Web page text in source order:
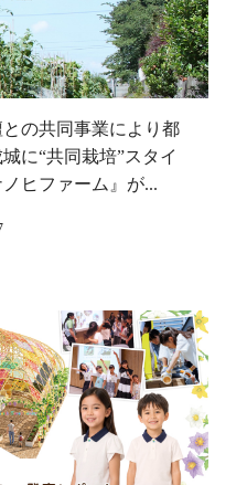
の共同事業により都
に“共同栽培”スタイ
ヒファーム』が...